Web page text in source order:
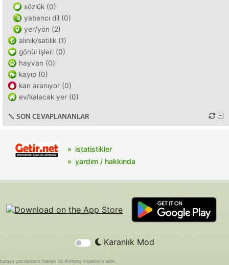
sözlük (0)
yabancı dil (0)
yer/yön (2)
alınık/satılık (1)
gönül işleri (0)
hayvan (0)
kayıp (0)
kan aranıyor (0)
ev/kalacak yer (0)
SON CEVAPLANANLAR
istatistikler
yardım / hakkında
Karanlık Mod
buraya yazılanların hakları Sir Anthony Hopkins'e aittir.